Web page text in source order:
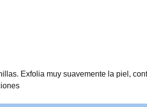
Exfolia muy suavemente la piel,